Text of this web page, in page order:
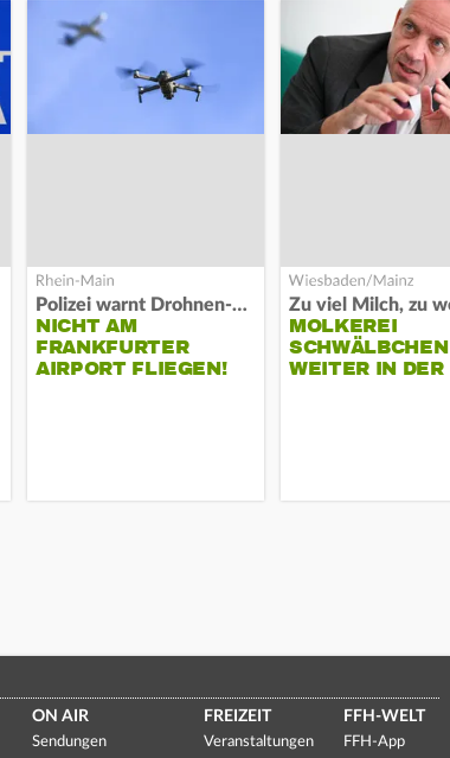
Polizei warnt Drohnen-Besitzer
NICHT AM
FRANKFURTER
AIRPORT FLIEGEN!
MOLKEREI
SCHWÄLBCHEN
WEITER IN DER
ON AIR
Sendungen
FREIZEIT
Veranstaltungen
FFH-WELT
FFH-App